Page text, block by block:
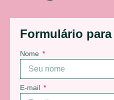
Formulário
Nome
E-mail